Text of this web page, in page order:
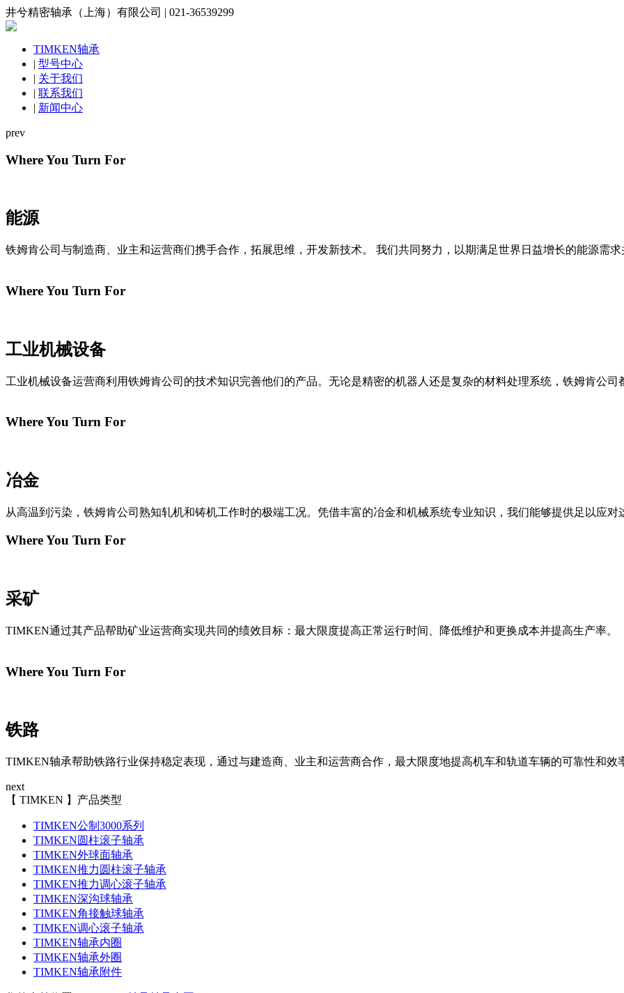
井兮精密轴承（上海）有限公司 | 021-36539299
TIMKEN轴承
| 型号中心
| 关于我们
| 联系我们
| 新闻中心
prev
Where You Turn For
能源
铁姆肯公司与制造商、业主和运营商们携手合作，拓展思维，开发新技术。 我们共同努力，以期满足世界日益增长的能源需
Where You Turn For
工业机械设备
工业机械设备运营商利用铁姆肯公司的技术知识完善他们的产品。无论是精密的机器人还是复杂的材料处理系统，铁姆肯公司
Where You Turn For
冶金
从高温到污染，铁姆肯公司熟知轧机和铸机工作时的极端工况。凭借丰富的冶金和机械系统专业知识，我们能够提供足以应
Where You Turn For
采矿
TIMKEN通过其产品帮助矿业运营商实现共同的绩效目标：最大限度提高正常运行时间、降低维护和更换成本并提高生产率。
Where You Turn For
铁路
TIMKEN轴承帮助铁路行业保持稳定表现，通过与建造商、业主和运营商合作，最大限度地提高机车和轨道车辆的可靠性和效
next
【 TIMKEN 】产品类型
TIMKEN公制3000系列
TIMKEN圆柱滚子轴承
TIMKEN外球面轴承
TIMKEN推力圆柱滚子轴承
TIMKEN推力调心滚子轴承
TIMKEN深沟球轴承
TIMKEN角接触球轴承
TIMKEN调心滚子轴承
TIMKEN轴承内圈
TIMKEN轴承外圈
TIMKEN轴承附件